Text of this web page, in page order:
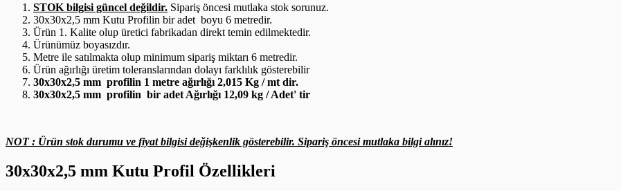
STOK bilgisi güncel değildir. Sipariş öncesi mutlaka stok sorunuz.
30x30x2,5 mm Kutu Profilin bir adet boyu 6 metredir.
Ürün 1. Kalite olup üretici fabrikadan direkt temin edilmektedir.
Ürünümüz boyasızdır.
Metre ile satılmakta olup minimum sipariş miktarı 6 metredir.
Ürün ağırlığı üretim toleranslarından dolayı farklılık gösterebilir
30x30x2,5 mm profilin 1 metre ağırlığı 2,015 Kg / mt dir.
30x30x2,5 mm profilin bir adet Ağırlığı 12,09 kg / Adet' tir
NOT : Ürün stok durumu ve fiyat bilgisi değişkenlik gösterebilir. Sipariş öncesi mutlaka bilgi alınız!
30x30x2,5 mm Kutu Profil Özellikleri